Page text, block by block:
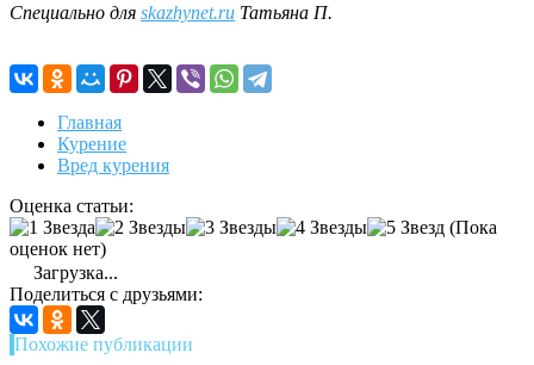
Специально для skazhynet.ru Татьяна П.
Главная
Курение
Вред курения
Оценка статьи:
(Пока
оценок нет)
Загрузка...
Поделиться с друзьями:
Похожие публикации